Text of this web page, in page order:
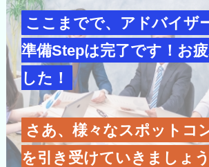
ここまでで、アドバイザ
準備Stepは完了です！お
した！
さあ、様々なスポットコ
を引き受けていきましょう